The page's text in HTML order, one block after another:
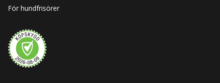
För hundfrisörer